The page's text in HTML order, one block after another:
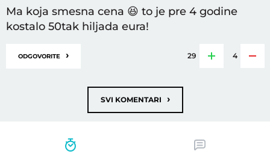
Ma koja smesna cena 😆 to je pre 4 godine
kostalo 50tak hiljada eura!
ODGOVORITE › 29 4
SVI KOMENTARI ›